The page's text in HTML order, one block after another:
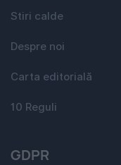
Stiri calde
Despre noi
Carta editorială
10 Reguli
GDPR